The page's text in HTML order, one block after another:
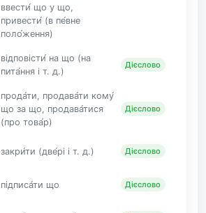
ввести́ що у що,
привести́ (в пе́вне
поло́ження)
відповісти́ на що (на
пита́ння і т. д.)
Дієслово
прода́ти, продава́ти кому́
що за що, продава́тися
(про това́р)
Дієслово
закри́ти (две́рі і т. д.) Дієслово
підписа́ти що Дієслово